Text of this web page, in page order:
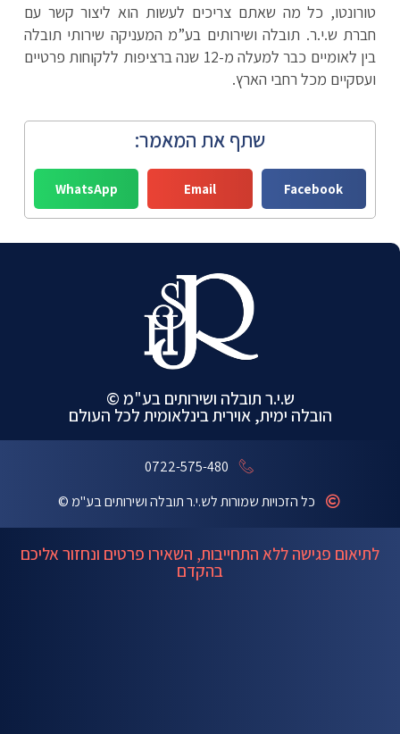
טורונטו, כל מה שאתם צריכים לעשות הוא ליצור קשר עם
חברת ש.י.ר. תובלה ושירותים בע”מ המעניקה שירותי תובלה
בין לאומיים כבר למעלה מ-12 שנה ברציפות ללקוחות פרטיים
ועסקיים מכל רחבי הארץ.
שתף את המאמר:
Facebook
Email
WhatsApp
ש.י.ר תובלה ושירותים בע"מ ©
הובלה ימית, אוירית בינלאומית לכל העולם
0722-575-480
כל הזכויות שמורות לש.י.ר תובלה ושירותים בע"מ ©
לתיאום פגישה ללא התחייבות, השאירו פרטים ונחזור אליכם
בהקדם